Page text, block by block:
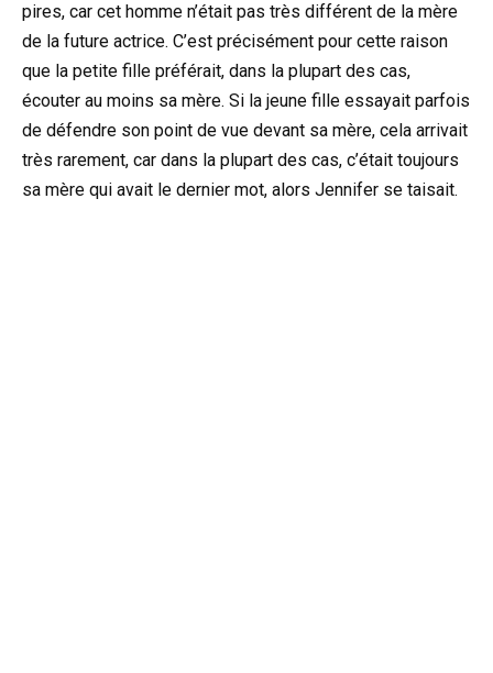
pires, car cet homme n’était pas très différent de la mère
de la future actrice. C’est précisément pour cette raison
que la petite fille préférait, dans la plupart des cas,
écouter au moins sa mère. Si la jeune fille essayait parfois
de défendre son point de vue devant sa mère, cela arrivait
très rarement, car dans la plupart des cas, c’était toujours
sa mère qui avait le dernier mot, alors Jennifer se taisait.